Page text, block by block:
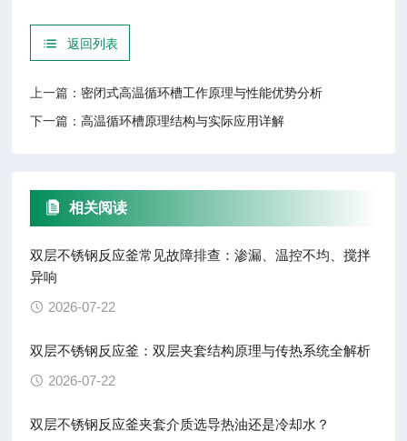
返回列表
上一篇： 密闭式高温循环槽工作原理与性能优势分析
下一篇：高温循环槽原理结构与实际应用详解
相关阅读
双层不锈钢反应釜常见故障排查：渗漏、温控不均、搅拌
异响
2026-07-22
双层不锈钢反应釜：双层夹套结构原理与传热系统全解析
2026-07-22
双层不锈钢反应釜夹套介质选导热油还是冷却水？